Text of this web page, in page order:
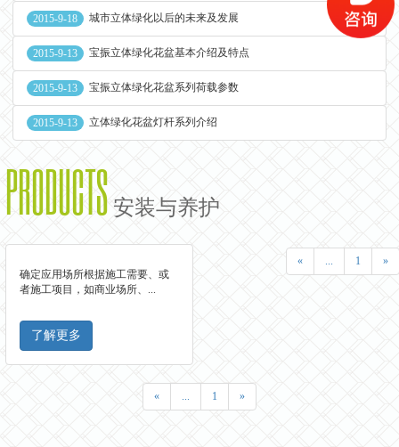
2015-9-18 城市立体绿化以后的未来及发展
2015-9-13 宝振立体绿化花盆基本介绍及特点
2015-9-13 宝振立体绿化花盆系列荷载参数
2015-9-13 立体绿化花盆灯杆系列介绍
PRODUCTS 安装与养护
« ... 1
»
确定应用场所根据施工需要、或
者施工项目，如商业场所、...
了解更多
« ... 1 »